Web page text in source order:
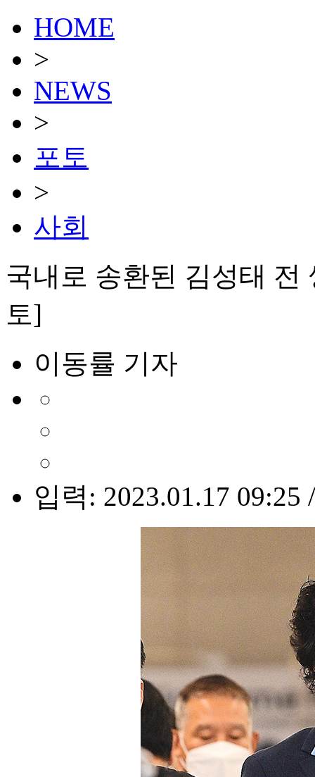
HOME
>
NEWS
>
포토
>
사회
국내로 송환된 김성태 전
토]
이동률 기자
입력: 2023.01.17 09:25